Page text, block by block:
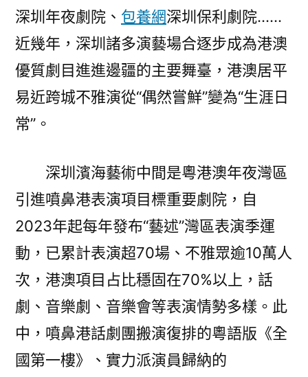
深圳年夜劇院、 包養網深圳保利劇院……
近幾年，深圳諸多演藝場合逐步成為港澳
優質劇目進進邊疆的主要舞臺，港澳居平
易近跨城不雅演從“偶然嘗鮮”變為“生涯日
常”。
深圳濱海藝術中間是粵港澳年夜灣區
引進噴鼻港表演項目標重要劇院，自
2023年起每年發布“藝述”灣區表演季運
動，已累計表演超70場、不雅眾逾10萬人
次，港澳項目占比穩固在70%以上，話
劇、音樂劇、音樂會等表演情勢多樣。此
中，噴鼻港話劇團搬演復排的粵語版《全
國第一樓》、實力派演員歸納的